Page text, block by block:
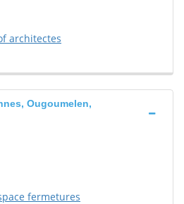
architectes
Ougoumelen,
fermetures